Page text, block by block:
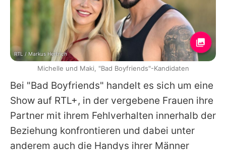
Bei "Bad Boyfriends" handelt es sich um eine
Show auf RTL+, in der vergebene Frauen ihre
Partner mit ihrem Fehlverhalten innerhalb der
Beziehung konfrontieren und dabei unter
anderem auch die Handys ihrer Männer
RTL / Markus Hertrich
Michelle und Maki, "Bad Boyfriends"-Kandidaten